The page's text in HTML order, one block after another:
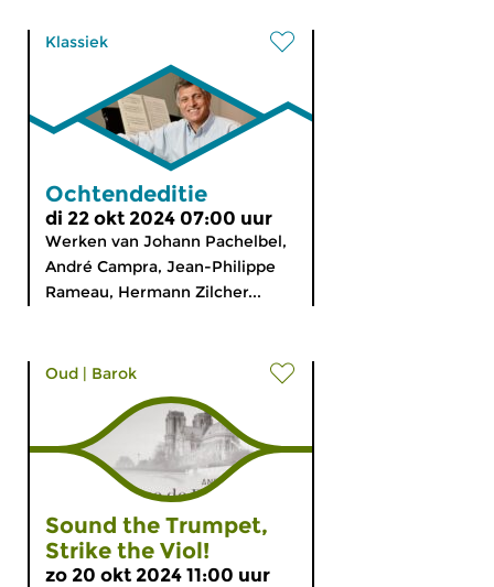
Klassiek
Ochtendeditie
di 22 okt 2024 07:00 uur
Werken van Johann Pachelbel,
André Campra, Jean-Philippe
Rameau, Hermann Zilcher...
Oud | Barok
Sound the Trumpet,
Strike the Viol!
zo 20 okt 2024 11:00 uur